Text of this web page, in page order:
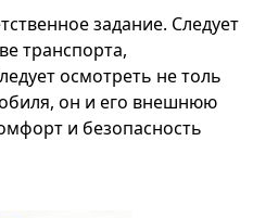
задание. Следует
транспорта,
осмотреть не толь
он и его внешнюю
и безопасность